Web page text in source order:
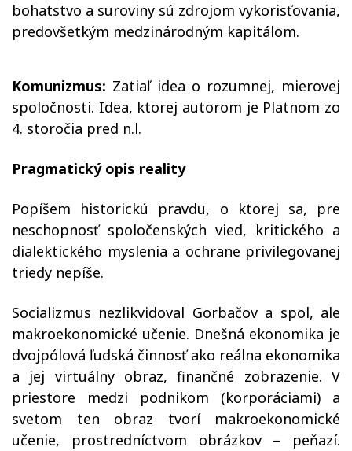
bohatstvo a suroviny sú zdrojom vykorisťovania,
predovšetkým medzinárodným kapitálom.
Komunizmus: Zatiaľ idea o rozumnej, mierovej
spoločnosti. Idea, ktorej autorom je Platnom zo
4. storočia pred n.l.
Pragmatický opis reality
Popíšem historickú pravdu, o ktorej sa, pre
neschopnosť spoločenských vied, kritického a
dialektického myslenia a ochrane privilegovanej
triedy nepíše.
Socializmus nezlikvidoval Gorbačov a spol, ale
makroekonomické učenie. Dnešná ekonomika je
dvojpólová ľudská činnosť ako reálna ekonomika
a jej virtuálny obraz, finančné zobrazenie. V
priestore medzi podnikom (korporáciami) a
svetom ten obraz tvorí makroekonomické
učenie, prostredníctvom obrázkov – peňazí.